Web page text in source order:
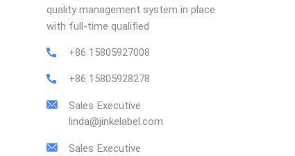
quality management system in place
with full-time qualified
+86 15805927008
+86 15805928278
Sales Executive
linda@jinkelabel.com
Sales Executive